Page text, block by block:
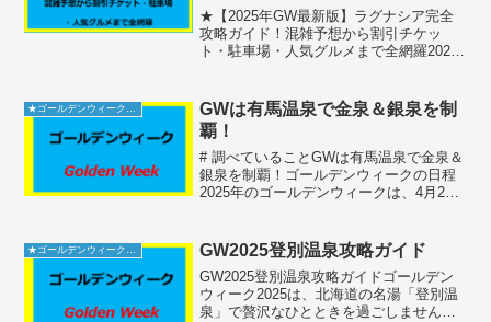
まで全網羅
★【2025年GW最新版】ラグナシア完全
攻略ガイド！混雑予想から割引チケッ
ト・駐車場・人気グルメまで全網羅2025
なら、この完全攻略ガイドが必読！混雑
ピーク予想や駐車場...
GWは有馬温泉で金泉＆銀泉を制
覇！
# 調べていることGWは有馬温泉で金泉＆
銀泉を制覇！ゴールデンウィークの日程
2025年のゴールデンウィークは、4月29
ら5日までの間は混雑が予想されるため、
早朝や夕...
★ゴールデンウィーク2026 GW2025登別温泉攻略ガイド
GW2025登別温泉攻略ガイドゴールデン
ウィーク2025は、北海道の名湯「登別温
泉」で贅沢なひとときを過ごしません